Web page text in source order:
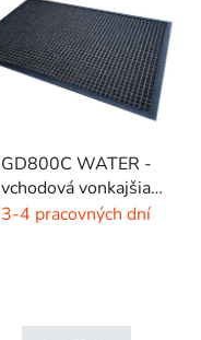
GD800C WATER -
vchodová vonkajšia
rohož - hnedá - čierna
3-4 pracovných dní